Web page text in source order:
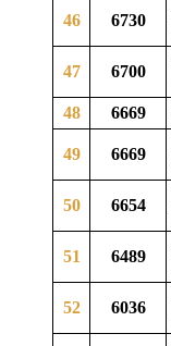
46 6730
47 6700
48
6669
49 6669
50 6654
51 6489
52 6036